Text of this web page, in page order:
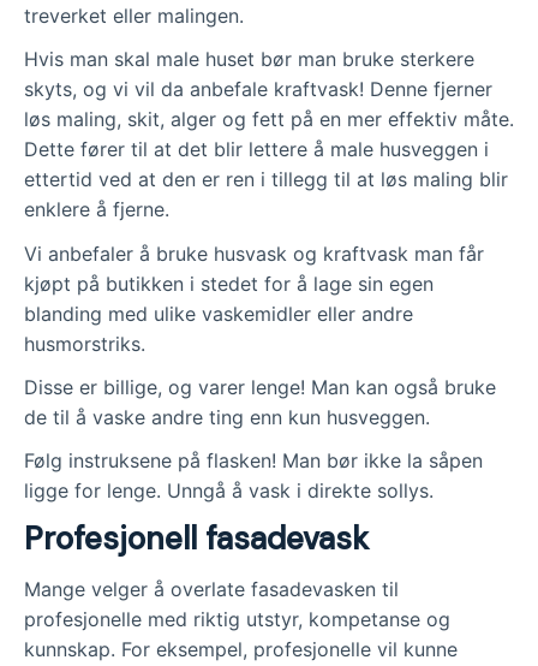
treverket eller malingen.
Hvis man skal male huset bør man bruke sterkere
skyts, og vi vil da anbefale kraftvask! Denne fjerner
løs maling, skit, alger og fett på en mer effektiv måte.
Dette fører til at det blir lettere å male husveggen i
ettertid ved at den er ren i tillegg til at løs maling blir
enklere å fjerne.
Vi anbefaler å bruke husvask og kraftvask man får
kjøpt på butikken i stedet for å lage sin egen
blanding med ulike vaskemidler eller andre
husmorstriks.
Disse er billige, og varer lenge! Man kan også bruke
de til å vaske andre ting enn kun husveggen.
Følg instruksene på flasken! Man bør ikke la såpen
ligge for lenge. Unngå å vask i direkte sollys.
Profesjonell fasadevask
Mange velger å overlate fasadevasken til
profesjonelle med riktig utstyr, kompetanse og
kunnskap. For eksempel, profesjonelle vil kunne